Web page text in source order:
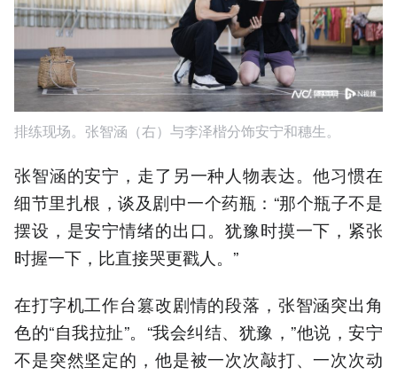
排练现场。张智涵（右）与李泽楷分饰安宁和穗生。
张智涵的安宁，走了另一种人物表达。他习惯在
细节里扎根，谈及剧中一个药瓶：“那个瓶子不是
摆设，是安宁情绪的出口。犹豫时摸一下，紧张
时握一下，比直接哭更戳人。”
在打字机工作台篡改剧情的段落，张智涵突出角
色的“自我拉扯”。“我会纠结、犹豫，”他说，安宁
不是突然坚定的，他是被一次次敲打、一次次动